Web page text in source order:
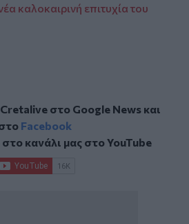
καλοκαιρινή επιτυχία του
στο Google Newsκαι
Facebook
κανάλι μας στοYouTube